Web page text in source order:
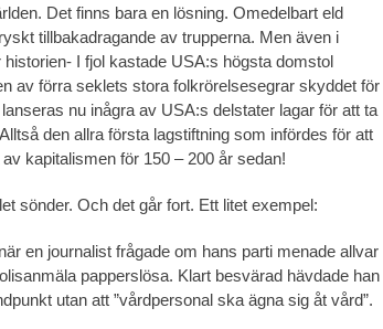
Det finns bara en lösning. Omedelbart eld
tillbakadragande av trupperna. Men även i
I fjol kastade USA:s högsta domstol
av förra seklets stora folkrörelsesegrar skyddet för
nu inågra av USA:s delstater lagar för att ta
den allra första lagstiftning som infördes för att
kapitalismen för 150 – 200 år sedan!
sönder. Och det går fort. Ett litet exempel:
en journalist frågade om hans parti menade allvar
papperslösa. Klart besvärad hävdade han
utan att ”vårdpersonal ska ägna sig åt vård”.